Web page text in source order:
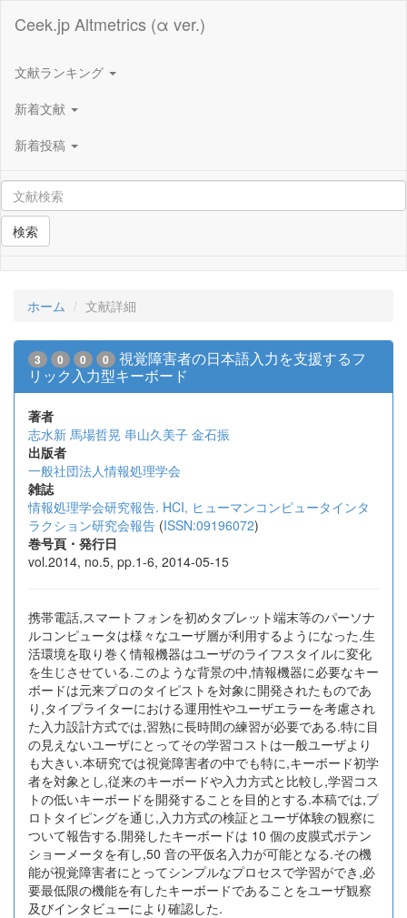
Ceek.jp Altmetrics (α ver.)
文献ランキング
新着文献
新着投稿
検索
ホーム 文献詳細
3 0 0 0
視覚障害者の日本語入力を支援するフ
リック入力型キーボード
著者
志水新 馬場哲晃 串山久美子 金石振
出版者
一般社団法人情報処理学会
雑誌
情報処理学会研究報告. HCI, ヒューマンコンピュータインタ
ラクション研究会報告 (ISSN:09196072)
巻号頁・発行日
vol.2014, no.5, pp.1-6, 2014-05-15
携帯電話,スマートフォンを初めタブレット端末等のパーソナ
ルコンピュータは様々なユーザ層が利用するようになった.生
活環境を取り巻く情報機器はユーザのライフスタイルに変化
を生じさせている.このような背景の中,情報機器に必要なキー
ボードは元来プロのタイピストを対象に開発されたものであ
り,タイプライターにおける運用性やユーザエラーを考慮され
た入力設計方式では,習熟に長時間の練習が必要である.特に目
の見えないユーザにとってその学習コストは一般ユーザより
も大きい.本研究では視覚障害者の中でも特に,キーボード初学
者を対象とし,従来のキーボードや入力方式と比較し,学習コス
トの低いキーボードを開発することを目的とする.本稿では,プ
ロトタイピングを通じ,入力方式の検証とユーザ体験の観察に
ついて報告する.開発したキーボードは 10 個の皮膜式ポテン
ショーメータを有し,50 音の平仮名入力が可能となる.その機
能が視覚障害者にとってシンプルなプロセスで学習ができ,必
要最低限の機能を有したキーボードであることをユーザ観察
及びインタビューにより確認した.